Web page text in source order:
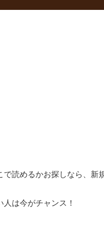
読めるかお探しなら、新
は今がチャンス！